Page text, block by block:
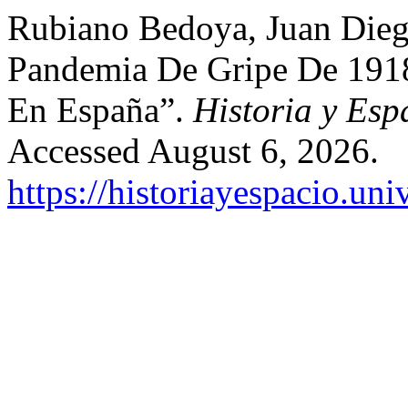
Rubiano Bedoya, Juan
Pandemia De Gripe De
En España”. Historia y
Accessed August 6, 2026.
https://